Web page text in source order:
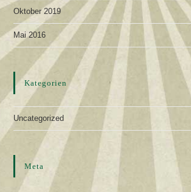
Oktober 2019
Mai 2016
Kategorien
Uncategorized
Meta